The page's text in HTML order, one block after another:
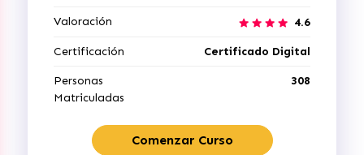
Valoración 4.6
Certificación Certificado Digital
Personas
Matriculadas
308
Comenzar Curso